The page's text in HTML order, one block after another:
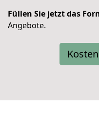
Füllen Sie jetzt das
Angebote.